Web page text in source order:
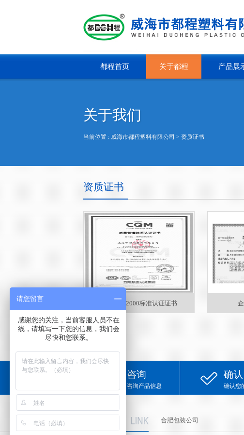
都程首页 关于都程 产品展
关于我们
当前位置 : 威海市都程塑料有限公司 > 资质证书
资质证书
ISO9001:2000标准认证证书
咨询
咨询产品信息
确认
确认您
合肥包装公司
请您留言
感谢您的关注，当前客服人员不在
线，请填写一下您的信息，我们会
尽快和您联系。